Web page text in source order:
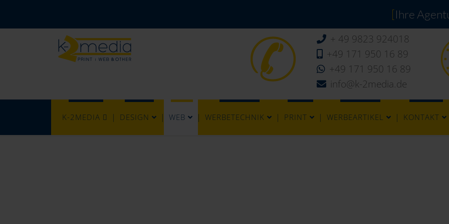
[Ihre
+ 49 9823 924018
+49 171 950 16 89
+49 171 950 16 89
info@k-2media.de
K-2MEDIA DESIGN WEB WERBETECHNIK PRINT WERBEARTIKEL KONTAKT